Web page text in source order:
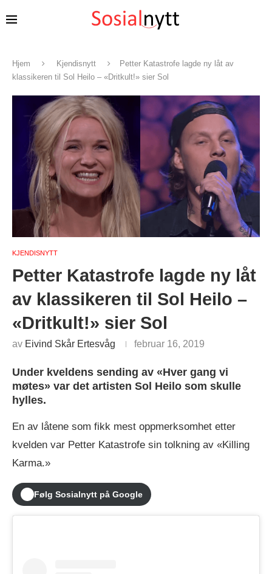
Hjem Kjendisnytt
Petter Katastrofe lagde ny låt av
klassikeren til Sol Heilo – «Dritkult!» sier Sol
KJENDISNYTT
Petter Katastrofe lagde ny låt
av klassikeren til Sol Heilo –
«Dritkult!» sier Sol
av Eivind Skår Ertesvåg februar 16, 2019
Under kveldens sending av «Hver gang vi
møtes» var det artisten Sol Heilo som skulle
hylles.
En av låtene som fikk mest oppmerksomhet etter
kvelden var Petter Katastrofe sin tolkning av «Killing
Karma.»
Følg Sosialnytt på Google